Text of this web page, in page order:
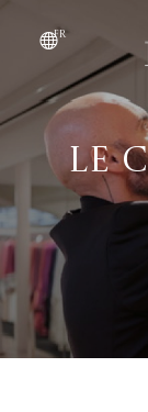
fr
DEVENIR
QUI
ÉVÉNEMENTS
Le